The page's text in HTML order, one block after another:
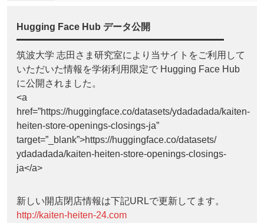
Hugging Face Hub データ公開
筑波大学 志田さま研究室により当サイトをご利用して
いただいた情報を学術利用限定で Hugging Face Hub
に公開されました。
<a
href=”https://huggingface.co/datasets/ydadadada/kaiten-
heiten-store-openings-closings-ja”
target=”_blank”>https://huggingface.co/datasets/
ydadadada/kaiten-heiten-store-openings-closings-
ja</a>
新しい開店閉店情報は下記URLで更新してます。
http://kaiten-heiten-24.com